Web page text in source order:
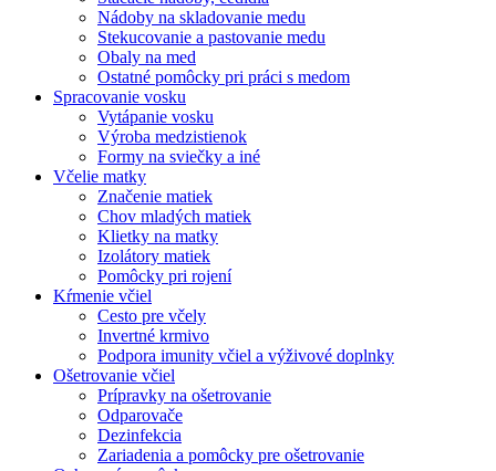
Nádoby na skladovanie medu
Stekucovanie a pastovanie medu
Obaly na med
Ostatné pomôcky pri práci s medom
Spracovanie vosku
Vytápanie vosku
Výroba medzistienok
Formy na sviečky a iné
Včelie matky
Značenie matiek
Chov mladých matiek
Klietky na matky
Izolátory matiek
Pomôcky pri rojení
Kŕmenie včiel
Cesto pre včely
Invertné krmivo
Podpora imunity včiel a výživové doplnky
Ošetrovanie včiel
Prípravky na ošetrovanie
Odparovače
Dezinfekcia
Zariadenia a pomôcky pre ošetrovanie